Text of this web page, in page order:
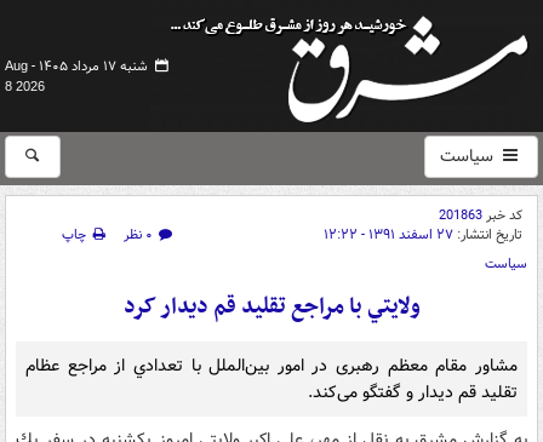
شنبه ۱۷ مرداد ۱۴۰۵ -
Aug
8 2026
سیاست
کد خبر201863
تاریخ انتشار: ۲۷ اسفند ۱۳۹۱ - ۱۲:۲۲ ۰ نظر
چاپ
سیاست
ولايتي با مراجع تقليد قم دیدار کرد
مشاور مقام معظم رهبری در امور بین‌الملل با تعدادي از مراجع عظام
تقليد قم ديدار و گفتگو می‌کند.